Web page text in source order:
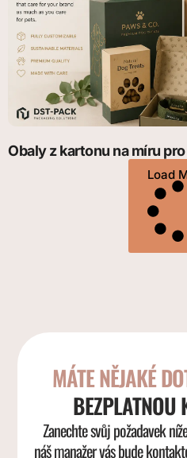
Obaly z kartonu na míru
Load
MÁTE NĚJAKÉ
BEZPLATNOU
Zanechte svůj požadavek
náš manažer vás bude